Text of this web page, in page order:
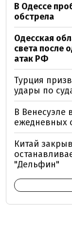
В Одессе
обстрела
Одесская
света после
атак РФ
Турция
удары по
В Венесуэле
ежедневных
Китай
"Дельфин"